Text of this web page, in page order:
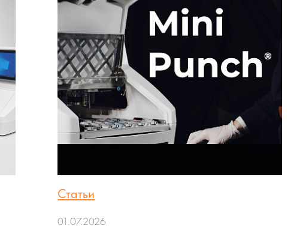
Статьи
01.07.2026